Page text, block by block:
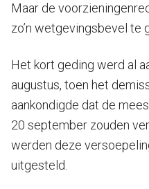
Maar de
zo’n wetgevingsbevel te
Het kort geding werd al
augustus, toen het
aankondigde dat de
20 september zouden
werden deze
uitgesteld.